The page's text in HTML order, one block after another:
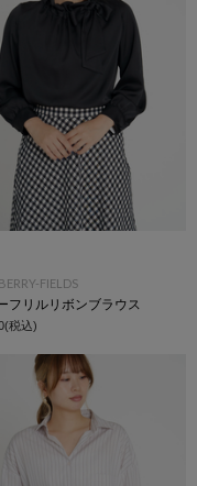
FIELDS
フリルリボンブラウス
(税込)